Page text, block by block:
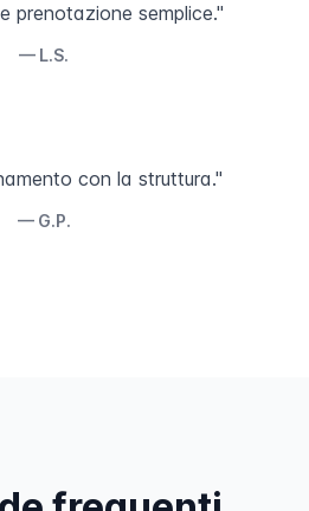
prenotazione semplice."
— L.S.
con la struttura."
— G.P.